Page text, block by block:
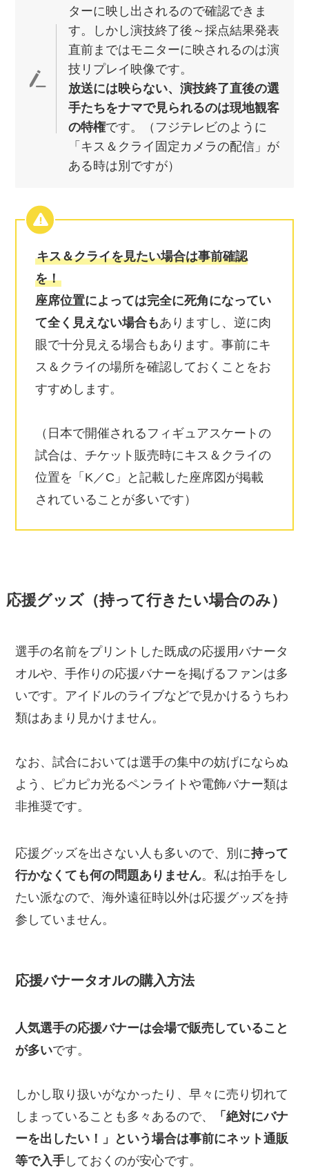
ターに映し出されるので確認できま
す。しかし演技終了後～採点結果発表
直前まではモニターに映されるのは演
技リプレイ映像です。
放送には映らない、演技終了直後の選
手たちをナマで見られるのは現地観客
の特権です。（フジテレビのように
「キス＆クライ固定カメラの配信」が
ある時は別ですが）
キス＆クライを見たい場合は事前確認
を！
座席位置によっては完全に死角になってい
て全く見えない場合もありますし、逆に肉
眼で十分見える場合もあります。事前にキ
ス＆クライの場所を確認しておくことをお
すすめします。
（日本で開催されるフィギュアスケートの
試合は、チケット販売時にキス＆クライの
位置を「K／C」と記載した座席図が掲載
されていることが多いです）
応援グッズ（持って行きたい場合のみ）
選手の名前をプリントした既成の応援用バナータ
オルや、手作りの応援バナーを掲げるファンは多
いです。アイドルのライブなどで見かけるうちわ
類はあまり見かけません。
なお、試合においては選手の集中の妨げにならぬ
よう、ピカピカ光るペンライトや電飾バナー類は
非推奨です。
応援グッズを出さない人も多いので、別に持って
行かなくても何の問題ありません。私は拍手をし
たい派なので、海外遠征時以外は応援グッズを持
参していません。
応援バナータオルの購入方法
人気選手の応援バナーは会場で販売していること
が多いです。
しかし取り扱いがなかったり、早々に売り切れて
しまっていることも多々あるので、
「絶対にバナ
ーを出したい！」という場合は事前にネット通販
等で入手 しておくのが安心です。